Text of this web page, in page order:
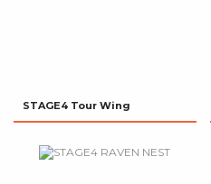
STAGE4 Tour Wing